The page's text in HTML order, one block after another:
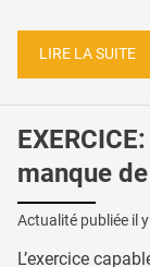
LIRE LA SUITE
manque
Actualité publiée il
L’exercice